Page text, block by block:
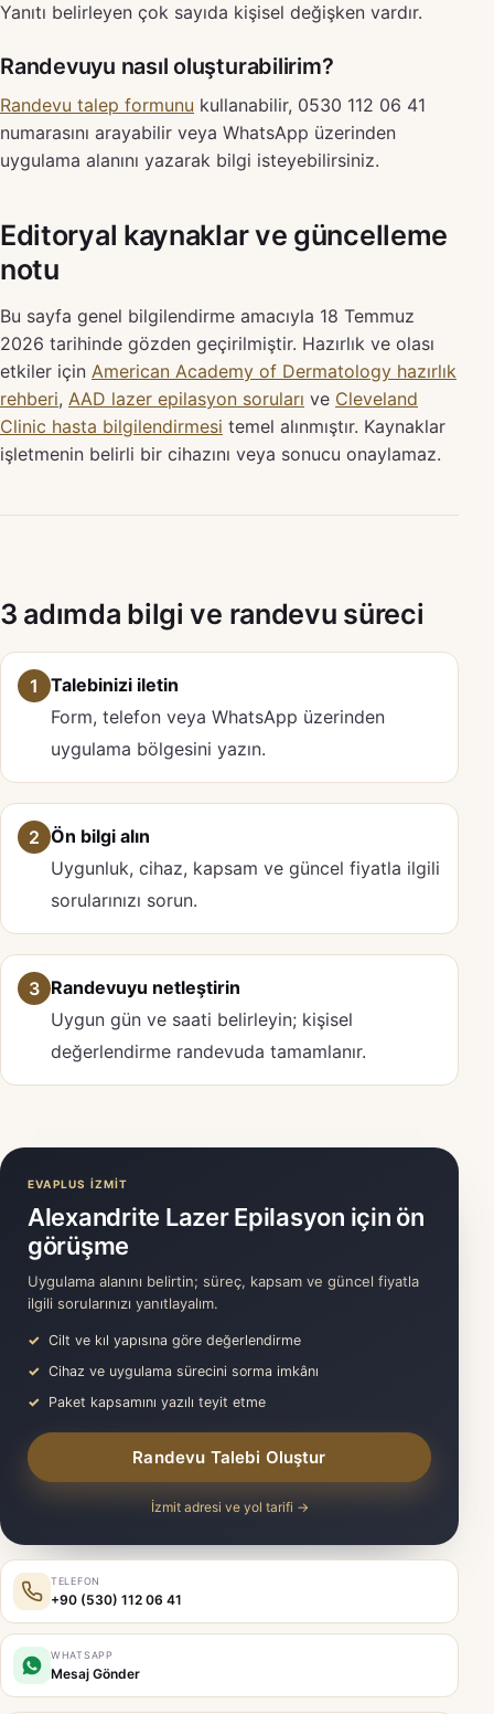
Yanıtı belirleyen çok sayıda kişisel değişken vardır.
Randevuyu nasıl oluşturabilirim?
Randevu talep formunu kullanabilir, 0530 112 06 41
numarasını arayabilir veya WhatsApp üzerinden
uygulama alanını yazarak bilgi isteyebilirsiniz.
Editoryal kaynaklar ve güncelleme
notu
Bu sayfa genel bilgilendirme amacıyla 18 Temmuz
2026 tarihinde gözden geçirilmiştir. Hazırlık ve olası
etkiler için American Academy of Dermatology hazırlık
rehberi, AAD lazer epilasyon soruları ve Cleveland
Clinic hasta bilgilendirmesi temel alınmıştır. Kaynaklar
işletmenin belirli bir cihazını veya sonucu onaylamaz.
3 adımda bilgi ve randevu süreci
1
Talebinizi iletin
Form, telefon veya WhatsApp üzerinden
uygulama bölgesini yazın.
2 Ön bilgi alın
Uygunluk, cihaz, kapsam ve güncel fiyatla ilgili
sorularınızı sorun.
3 Randevuyu netleştirin
Uygun gün ve saati belirleyin; kişisel
değerlendirme randevuda tamamlanır.
EVAPLUS İZMİT
Alexandrite Lazer Epilasyon için ön
görüşme
Uygulama alanını belirtin; süreç, kapsam ve güncel fiyatla
ilgili sorularınızı yanıtlayalım.
Cilt ve kıl yapısına göre değerlendirme
Cihaz ve uygulama sürecini sorma imkânı
Paket kapsamını yazılı teyit etme
Randevu Talebi Oluştur
İzmit adresi ve yol tarifi →
TELEFON
+90 (530) 112 06 41
WHATSAPP
Mesaj Gönder